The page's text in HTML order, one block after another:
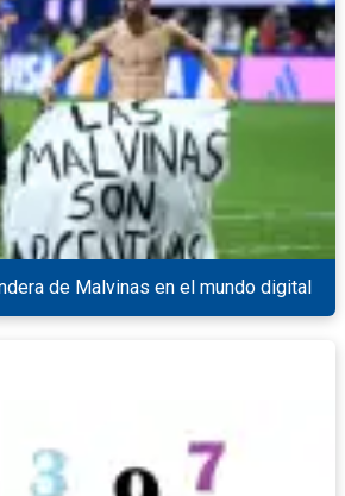
de Malvinas en el mundo digital